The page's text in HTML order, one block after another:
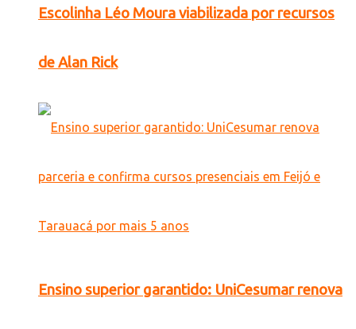
Escolinha Léo Moura viabilizada por recursos
de Alan Rick
Ensino superior garantido: UniCesumar renova